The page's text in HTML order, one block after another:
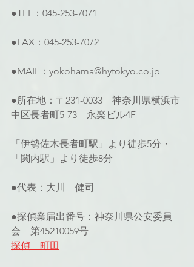
●TEL：045-253-7071
●FAX：045-253-7072
●MAIL：yokohama@hytokyo.co.jp
●所在地：〒231-0033　神奈川県横浜市
中区長者町5-73　永楽ビル4F
「伊勢佐木長者町駅」より徒歩5分・
「関内駅」より徒歩8分
●代表：大川　健司
●探偵業届出番号：神奈川県公安委員
会　第45210059号
探偵　町田